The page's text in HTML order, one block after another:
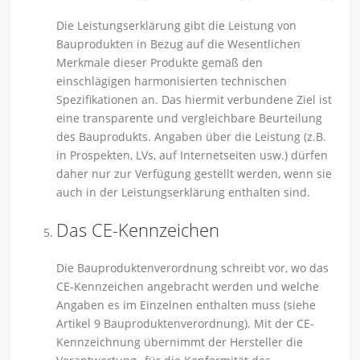
Die Leistungserklärung gibt die Leistung von
Bauprodukten in Bezug auf die Wesentlichen
Merkmale dieser Produkte gemäß den
einschlägigen harmonisierten technischen
Spezifikationen an. Das hiermit verbundene Ziel ist
eine transparente und vergleichbare Beurteilung
des Bauprodukts. Angaben über die Leistung (z.B.
in Prospekten, LVs, auf Internetseiten usw.) dürfen
daher nur zur Verfügung gestellt werden, wenn sie
auch in der Leistungserklärung enthalten sind.
Das CE-Kennzeichen
Die Bauproduktenverordnung schreibt vor, wo das
CE-Kennzeichen angebracht werden und welche
Angaben es im Einzelnen enthalten muss (siehe
Artikel 9 Bauproduktenverordnung). Mit der CE-
Kennzeichnung übernimmt der Hersteller die